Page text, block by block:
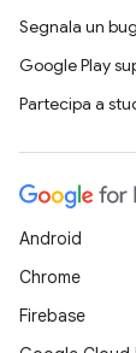
Segnala un
Google Play
Partecipa a
Android
Chrome
Firebase